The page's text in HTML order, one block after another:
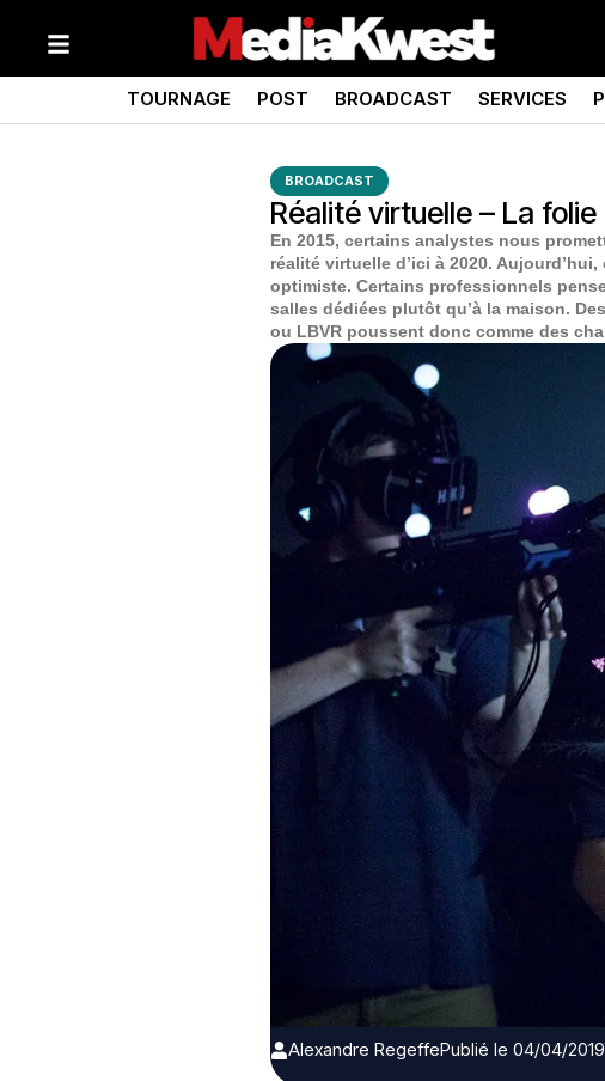
TOURNAGE POST BROADCAST SERVICES
BROADCAST
Réalité virtuelle – La
En 2015, certains analystes nous
réalité virtuelle d’ici à 2020.
optimiste. Certains professionnels
salles dédiées plutôt qu’à la maison.
ou LBVR poussent donc comme des
Alexandre RegeffePublié le 04/04/2019